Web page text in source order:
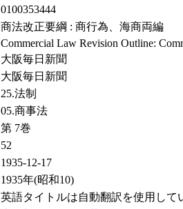
0100353444
商法改正要綱 : 商行為、海商両編
Commercial Law Revision Outline:
大阪毎日新聞
大阪毎日新聞
25.法制
05.商事法
第 7巻
52
1935-12-17
1935年(昭和10)
英語タイトルは自動翻訳を使用して